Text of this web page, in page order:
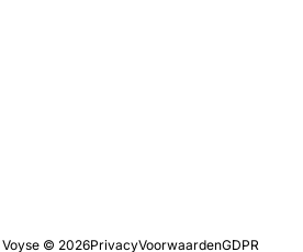
Voyse© 2026PrivacyVoorwaardenGDPR